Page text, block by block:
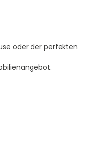
oder der perfekten